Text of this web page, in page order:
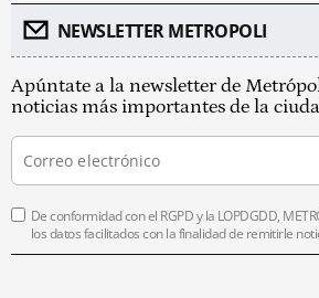
NEWSLETTER METROPOLI
Apúntate a la newsletter de
noticias más importantes de la
De conformidad con el RGPD y la LOPDGDD,
los datos facilitados con la finalidad de remitirle